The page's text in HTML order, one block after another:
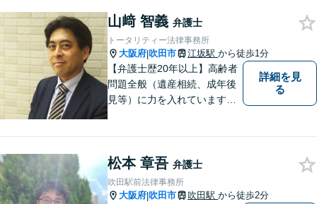
山﨑 智義 弁護士
トータリティー法律事務所
大阪府|吹田市 江坂駅 から徒歩1分
【弁護士歴20年以上】高齢者
問題全般（遺産相続、成年後
見等）に力を入れています。
詳細を見
る
松本 章吾 弁護士
吹田駅前法律事務所
大阪府|吹田市 吹田駅 から徒歩2分